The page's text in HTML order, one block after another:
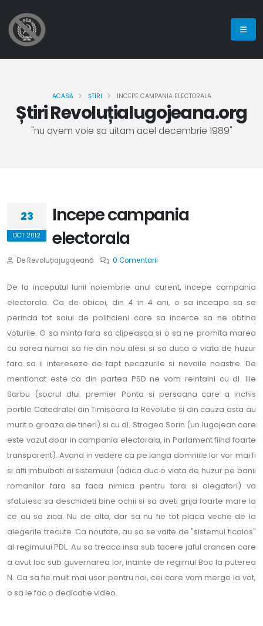
Știri Revoluțialugojeana.org
"nu avem voie sa uitam acel decembrie 1989"
ACASĂ ȘTIRI INCEPE CAMPANIA ELECTORALA
23
OCT 2012
Incepe campania
electorala
De Revoluțiajugojeană 0 Comentarii
De la inceputul lunii noiembrie anul curent, incepe campania
electorala. Ca de obicei, din 4 in 4 ani, o sa inceapa sa se
perinda tot soiul de politicieni care sa incerce sa ne obtina
voturile. O sa minta fara sa clipeasca si o sa ne promita marea
cu sarea numai sa fie din nou alesi si sa duca o viata de huzur
fara sa ii intereseze de fapt necazurile si nevoile noastre. De
mentionat este ca din partea PSD ne vom reintalni cu dl. Ilie
Sarbu (socrul dlui. premier Ponta si persoana care a inchis
portile Catedralei din Timisoara la Revolutie si din cauza asta au
murit o groaza de tineri) si cu dl. Stragea Sorin (un lugojean care
este vazut doar in campania electorala, in Parlament fiind foarte
transparent). Avand in vedere ca pe langa domniile lor vor mai fi
si alti imbuibati ai sistemului (adica duc o viata de huzur pe banii
romanilor fara sa faca nimica pentru tara si alegatori) va
sfatuiesc sa deschideti bine ochii si sa aveti grija foarte mare la
ce au sa zica. Nu de alta, dar sa nu fie tot placa veche de la
alegerile trecute. Ca noutate, au sa se vaite de "sistemul ticalos"
al regimului PDL. Au sa treaca insa sub tacere jaful crancen care
a avut loc sub guvernarea lor, inainte de regimul Boc la puterea
N. Ca sa fie mult mai usor pentru noi, cei care vom merge la vot,
o sa le fac o dedicatie video.